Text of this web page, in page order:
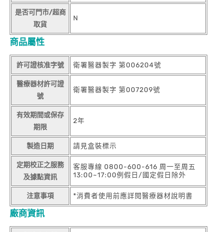
是否可門市/超商
取貨
N
商品屬性
許可證核准字號 衛署醫器製字 第006204號
醫療器材許可證
號
衛署醫器製字 第007209號
有效期間或保存
期限
2年
製造日期 請見盒裝標示
定期校正之服務
及據點資訊
客服專線 0800-600-616 周一至周五
13:00~17:00例假日/國定假日除外
注意事項 *消費者使用前應詳閱醫療器材說明書
廠商資訊